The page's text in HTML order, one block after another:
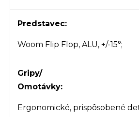
Predstavec:
Woom Flip Flop, ALU, +/-15°;
Gripy/
Omotávky:
Ergonomické, prispôsobené